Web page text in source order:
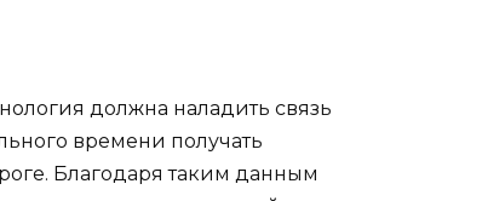
должна наладить связь
времени получать
Благодаря таким данным